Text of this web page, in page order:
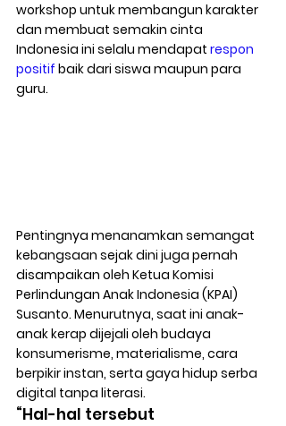
workshop untuk membangun karakter
dan membuat semakin cinta
Indonesia ini selalu mendapat respon
positif baik dari siswa maupun para
guru.
Pentingnya menanamkan semangat
kebangsaan sejak dini juga pernah
disampaikan oleh Ketua Komisi
Perlindungan Anak Indonesia (KPAI)
Susanto. Menurutnya, saat ini anak-
anak kerap dijejali oleh budaya
konsumerisme, materialisme, cara
berpikir instan, serta gaya hidup serba
digital tanpa literasi.
“Hal-hal tersebut